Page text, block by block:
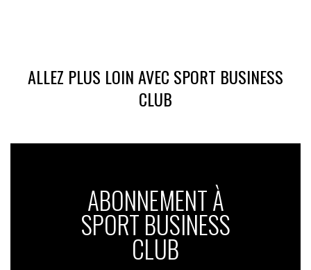
ALLEZ PLUS LOIN AVEC SPORT BUSINESS
CLUB
ABONNEMENT À
SPORT BUSINESS
CLUB